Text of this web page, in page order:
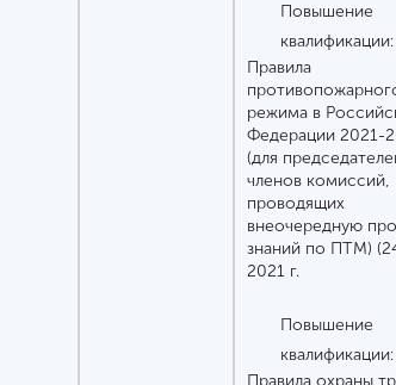
Повышение
квалификации:
Правила
режима в
Федерации 2021-
(для
членов комиссий,
проводящих
внеочередную
знаний по ПТМ)
2021 г.
Повышение
квалификации:
Правила охраны